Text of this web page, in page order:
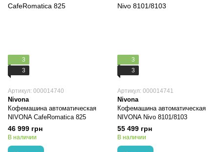
3
3
Артикул: 000014740
Nivona
Кофемашина автоматическая
NIVONA CafeRomatica 825
46 999 грн
В наличии
3
3
Артикул: 000014741
Nivona
Кофемашина автоматическая
NIVONA Nivo 8101/8103
55 499 грн
В наличии